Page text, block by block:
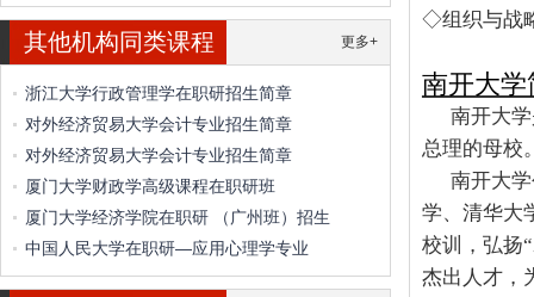
其他机构同类课程 更多+
浙江大学行政管理学在职研招生简章
对外经济贸易大学会计专业招生简章
对外经济贸易大学会计专业招生简章
厦门大学财政学高级课程在职研班
厦门大学经济学院在职研 （广州班）招生
中国人民大学在职研—应用心理学专业
◇组织与战
南开大学
南开大
总理的母校
南开大
学、清华大
校训，弘扬
杰出人才，